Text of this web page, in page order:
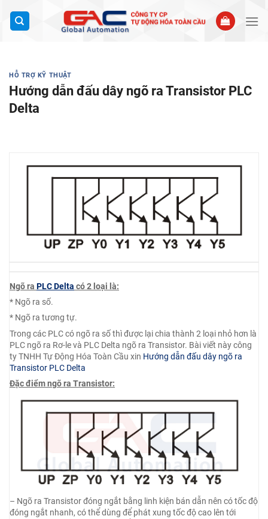
qua
HỖ TRỢ KỸ THUẬT
Hướng dẫn đấu dây ngõ ra Transistor PLC
Delta
Ngõ ra PLC Delta có 2 loại là:
* Ngõ ra số.
* Ngõ ra tương tự.
Trong các PLC có ngõ ra số thì được lại chia thành 2 loại nhỏ hơn là
PLC ngõ ra Rơ-le và PLC Delta ngõ ra Transistor. Bài viết này công
ty TNHH Tự Động Hóa Toàn Cầu xin Hướng dẫn đấu dây ngõ ra
Transistor PLC Delta
Đặc điểm ngõ ra Transistor:
– Ngõ ra Transistor đóng ngắt bằng linh kiện bán dẫn nên có tốc độ
đóng ngắt nhanh, có thể dùng để phát xung tốc độ cao lên tới